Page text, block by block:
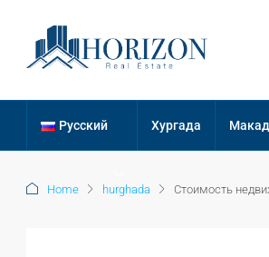
Русский Хургада
Home hurghada Стоимость